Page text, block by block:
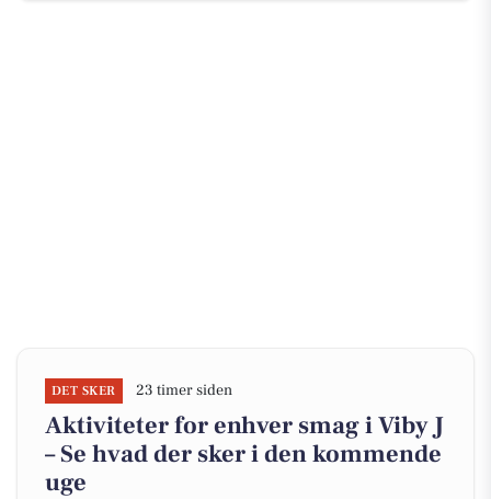
DET SKER 23 timer siden
Aktiviteter for enhver smag i Viby J
– Se hvad der sker i den kommende
uge